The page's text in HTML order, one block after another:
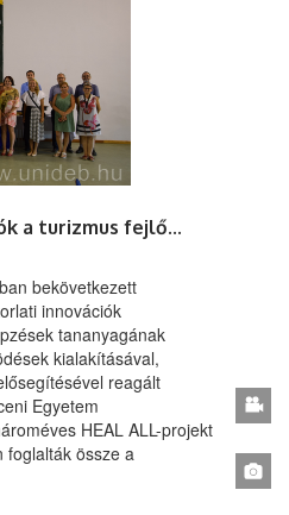
Oktatási innovációk a turizmus fejlődéséért
bekövetkezett
innovációk
tananyagának
kialakításával,
reagált
Egyetem
HEAL ALL-projekt
foglalták össze a